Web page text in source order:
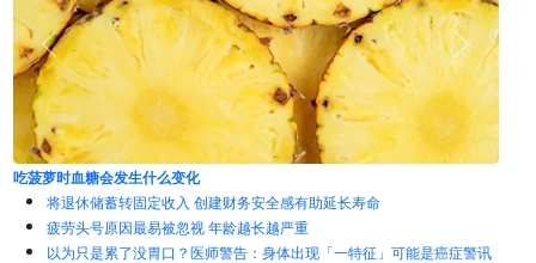
吃菠萝时血糖会发生什么变化
将退休储蓄转固定收入 创建财务安全感有助延长寿命
疲劳头号原因最易被忽视 年龄越长越严重
以为只是累了没胃口？医师警告：身体出现「一特征」可能是癌症警讯